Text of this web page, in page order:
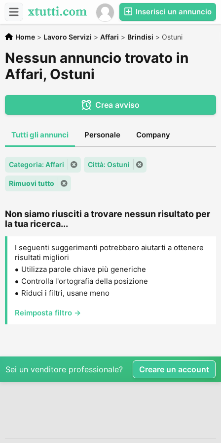
Inserisci un annuncio
Home > Lavoro Servizi > Affari > Brindisi > Ostuni
Nessun annuncio trovato in
Affari, Ostuni
Crea avviso
Tutti gli annunci Personale Company
Categoria: Affari Città: Ostuni
Rimuovi tutto
Non siamo riusciti a trovare nessun risultato per
la tua ricerca...
I seguenti suggerimenti potrebbero aiutarti a ottenere
risultati migliori
Utilizza parole chiave più generiche
Controlla l'ortografia della posizione
Riduci i filtri, usane meno
Reimposta filtro →
Sei un venditore professionale? Creare un account